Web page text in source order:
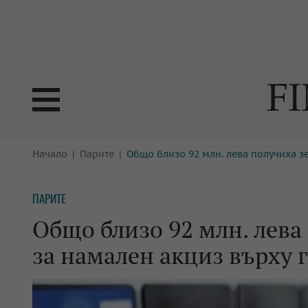
БОРСИ
КРИПТО
БАНКИ
ПАРИТЕ
ЕНЕРГЕТИКА
ИМОТИ
Начало Парите Общо близо 92 млн. лева получиха
ПАРИТЕ
Общо близо 92 млн. лева
за намален акциз върху